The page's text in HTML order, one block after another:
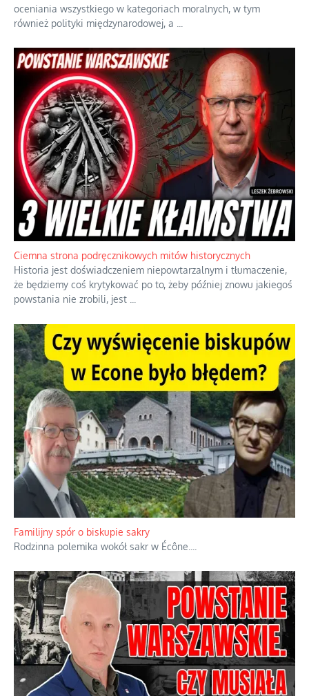
Szlachetna duma z historycznego braku rozsądku
Jednym z dziedzictw polskiej kontrreformacji jest skłonność do
oceniania wszystkiego w kategoriach moralnych, w tym
również polityki międzynarodowej, a...
Ciemna strona podręcznikowych mitów historycznych
Historia jest doświadczeniem niepowtarzalnym i tłumaczenie,
że będziemy coś krytykować po to, żeby później znowu jakiegoś
powstania nie zrobili, jest...